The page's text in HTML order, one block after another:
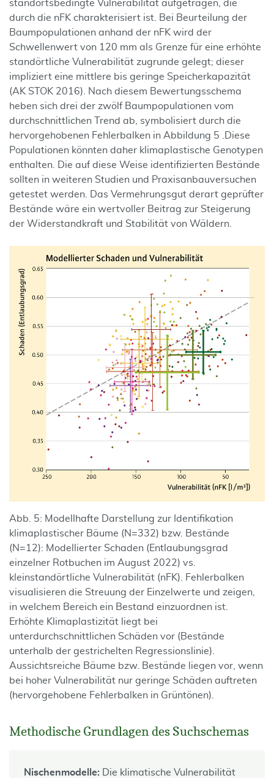
standortsbedingte Vulnerabilität aufgetragen, die
durch die nFK charakterisiert ist. Bei Beurteilung der
Baumpopulationen anhand der nFK wird der
Schwellenwert von 120 mm als Grenze für eine erhöhte
standörtliche Vulnerabilität zugrunde gelegt; dieser
impliziert eine mittlere bis geringe Speicherkapazität
(AK STOK 2016). Nach diesem Bewertungsschema
heben sich drei der zwölf Baumpopulationen vom
durchschnittlichen Trend ab, symbolisiert durch die
hervorgehobenen Fehlerbalken in Abbildung 5 .Diese
Populationen könnten daher klimaplastische Genotypen
enthalten. Die auf diese Weise identifizierten Bestände
sollten in weiteren Studien und Praxisanbauversuchen
getestet werden. Das Vermehrungsgut derart geprüfter
Bestände wäre ein wertvoller Beitrag zur Steigerung
der Widerstandkraft und Stabilität von Wäldern.
Abb. 5: Modellhafte Darstellung zur Identifikation
klimaplastischer Bäume (N=332) bzw. Bestände
(N=12): Modellierter Schaden (Entlaubungsgrad
einzelner Rotbuchen im August 2022) vs.
kleinstandörtliche Vulnerabilität (nFK). Fehlerbalken
visualisieren die Streuung der Einzelwerte und zeigen,
in welchem Bereich ein Bestand einzuordnen ist.
Erhöhte Klimaplastizität liegt bei
unterdurchschnittlichen Schäden vor (Bestände
unterhalb der gestrichelten Regressionslinie).
Aussichtsreiche Bäume bzw. Bestände liegen vor, wenn
bei hoher Vulnerabilität nur geringe Schäden auftreten
(hervorgehobene Fehlerbalken in Grüntönen).
Methodische Grundlagen des Suchschemas
Nischenmodelle:
Die klimatische Vulnerabilität